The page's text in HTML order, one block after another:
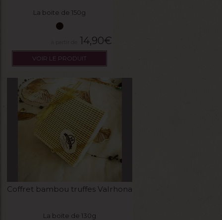
La boite de 150g
14,90€
VOIR LE PRODUIT
Coffret bambou truffes Valrhona
La boite de 130g